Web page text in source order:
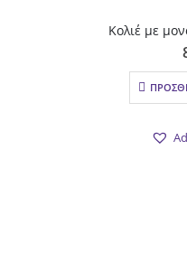
Κολιέ με